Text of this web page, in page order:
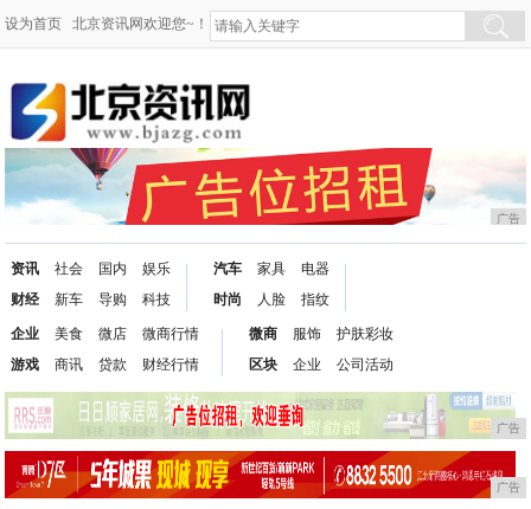
设为首页 北京资讯网欢迎您~！
广告
资讯
财经
社会
新车
国内
导购
娱乐
科技
汽车
时尚
家具
人脸
电器
指纹
企业
游戏
美食
商讯
微店
贷款
微商行情
财经行情
微商
区块
服饰
企业
护肤彩妆
公司活动
广告
广告